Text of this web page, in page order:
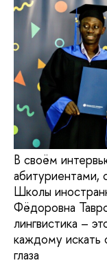
В своём
абитуриентами,
Школы
Фёдоровна
лингвистика –
каждому искать
глаза